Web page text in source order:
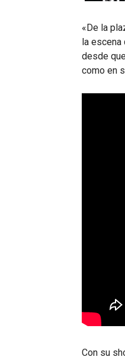
«De la
la
desde
como en
Con su